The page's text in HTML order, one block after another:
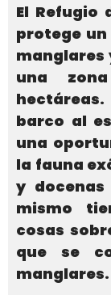
El Refugio
protege
manglares
una
barco al
una
la fauna
y
mismo
cosas
que se
manglares.